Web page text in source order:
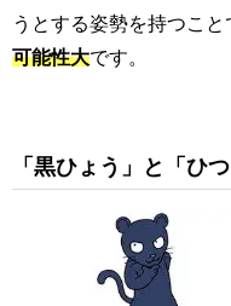
うとする姿勢を持つこと
可能性大です。
「黒ひょう」と「ひ